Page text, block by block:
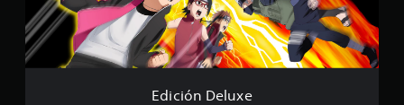
l
u
x
e
Edición Deluxe